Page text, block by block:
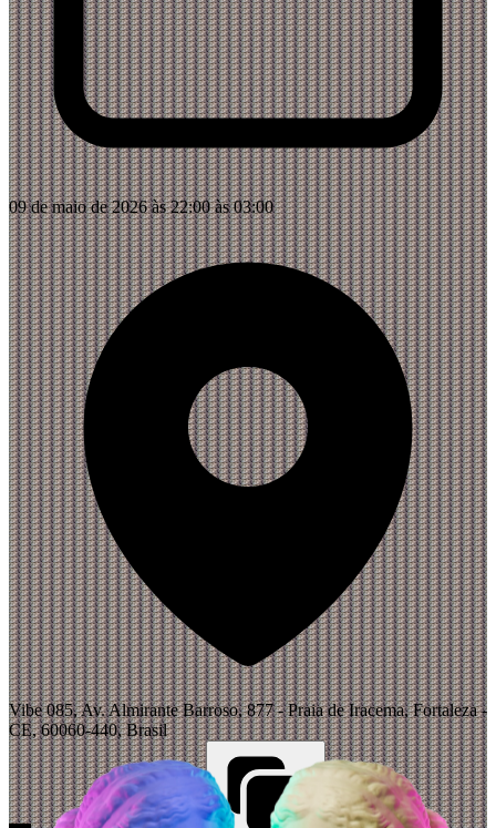
09 de maio de 2026 às 22:00 às 03:00
Vibe 085, Av. Almirante Barroso, 877 - Praia de Iracema, Fortaleza -
CE, 60060-440, Brasil